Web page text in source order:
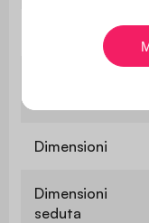
Dimensioni
Dimensioni
seduta